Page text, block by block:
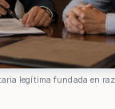
legítima fundada en